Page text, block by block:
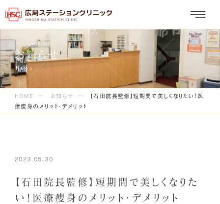
お知らせ
HOME お知らせ
【石田院長監修】短期間で美しくなりたい！医
療痩身のメリット・デメリット
2023.05.30
【石田院長監修】短期間で美しくなりた
い！医療痩身のメリット・デメリット